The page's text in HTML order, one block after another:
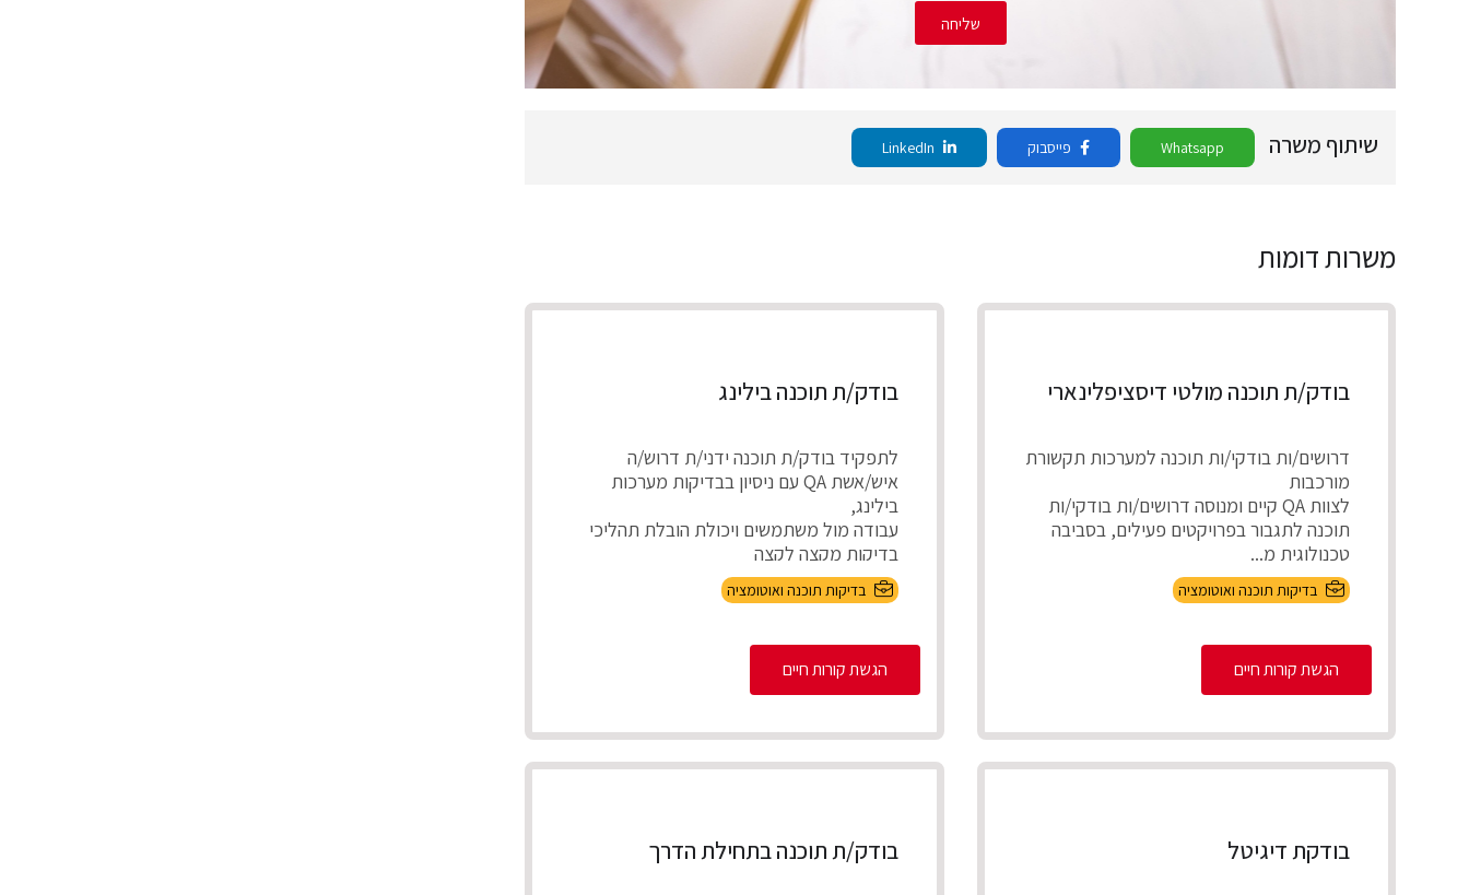
שליחה
שיתוף משרה Whatsapp פייסבוק
משרות דומות
בודק/ת תוכנה מולטי דיסציפלינארי
דרושים/ות בודקי/ות תוכנה למערכות תקשורת
מורכבות
לצוות QA קיים ומנוסה דרושים/ות בודקי/ות
תוכנה לתגבור בפרויקטים פעילים, בסביבה
טכנולוגית מ...
בדיקות תוכנה ואוטומציה
הגשת קורות חיים
בודק/ת תוכנה בילינג
לתפקיד בודק/ת תוכנה ידני/ת דרוש/ה
איש/אשת QA עם ניסיון בבדיקות מערכות
בילינג,
עבודה מול משתמשים ויכולת הובלת תהליכי
בדיקות מקצה לקצה
התפק...בדיקות תוכנה ואוטומציה
הגשת קורות חיים
בודקת דיגיטל בודק/ת תוכנה בתחילת הדרך